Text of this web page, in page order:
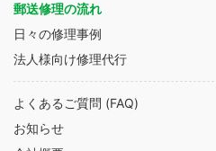
郵送修理の流れ
日々の修理事例
法人様向け修理代行
よくあるご質問 (FAQ)
お知らせ